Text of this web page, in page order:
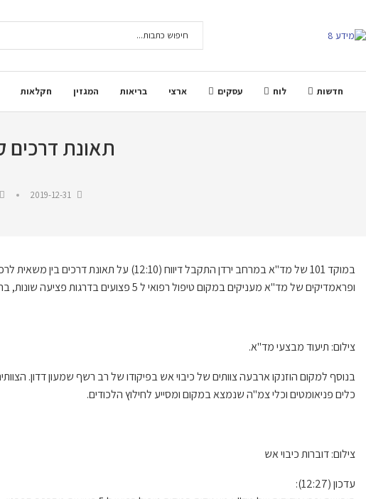
חדשות לוח עסקים ארצי בריאות המגזין חקלאות
תאונת דרכים
2019-12-31
ופראמדיקים של מד"א מעניקים במקום טיפול רפואי ל 5 פצועים בדרגות פציעה שונות, בהם 2 מחוסרי הכרה. מסוק מד"א הוזנק לאירוע.
צילום: תיעוד מבצעי מד"א.
בנוסף למקום הוזנקו ארבעה צוותים של כיבוי אש בפיקודו של רב רשף שמעון דדון.
כלים פניאומטים וכלי צמ"ה שנמצא במקום ומסייע לחילוץ הלכודים.
צילום: דוברות כיבוי אש
עדכון (12:27):